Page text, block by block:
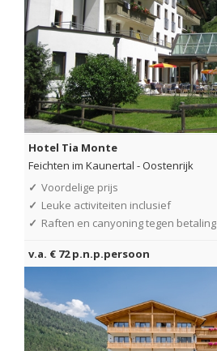
Hotel Tia Monte
Feichten im Kaunertal -Oostenrijk
✓ Voordelige prijs
✓ Leuke activiteiten inclusief
✓ Raften en canyoning tegen betaling
v.a. € 72 p.n.p.persoon